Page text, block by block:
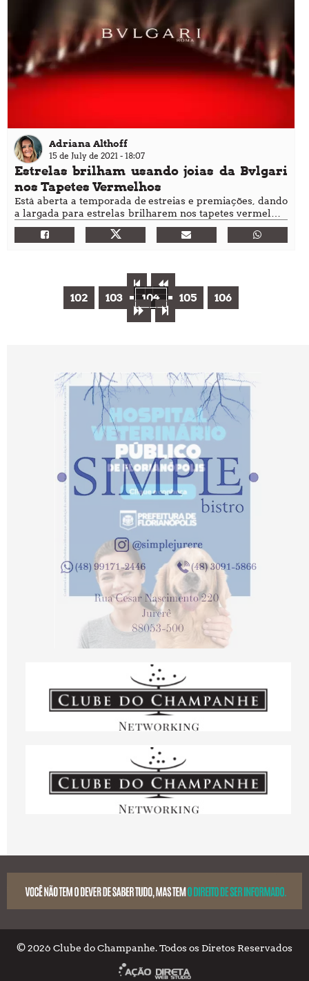
Adriana Althoff
15 de July de 2021 - 18:07
Estrelas brilham usando joias da Bvlgari
nos Tapetes Vermelhos
Está aberta a temporada de estreias e premiações, dando
a largada para estrelas brilharem nos tapetes vermelhos
mais aguardados da moda, alta costura e joalheria
102 103 104 105 106
© 2026 Clube do Champanhe. Todos os Diretos Reservados